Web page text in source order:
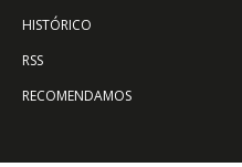
HISTÓRICO
RSS
RECOMENDAMOS